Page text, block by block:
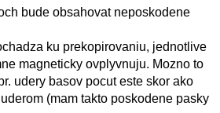
bude obsahovat neposkodene
ku prekopirovaniu, jednotlive
magneticky ovplyvnuju. Mozno to
udery basov pocut este skor ako
(mam takto poskodene pasky